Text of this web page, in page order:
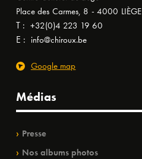
Place des Carmes, 8 - 4000 LIÈGE
T : +32(0)4 223 19 60
E : info@chiroux.be
Google map
Médias
Presse
Nos albums photos